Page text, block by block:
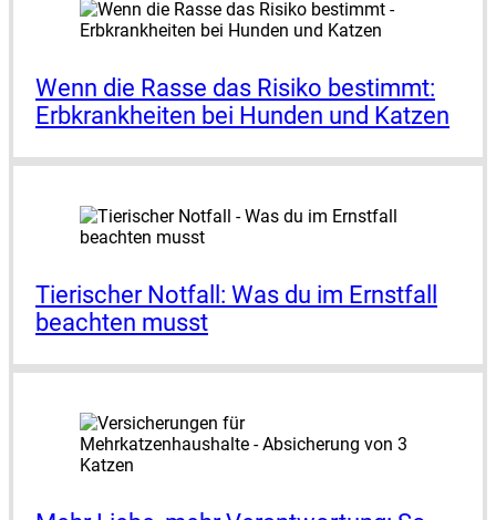
Wenn die Ras­se das Risi­ko bestimmt:
Erb­krank­hei­ten bei Hun­den und Kat­zen
Tie­ri­scher Not­fall: Was du im Ernst­fall
beach­ten musst